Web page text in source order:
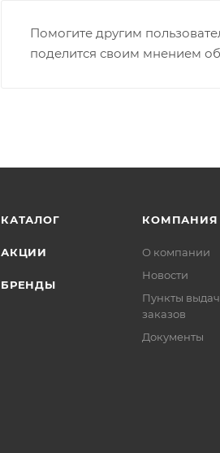
Помогите другим
поделится своим мнением
КАТАЛОГ
АКЦИИ
БРЕНДЫ
КОМПАНИЯ
О компании
Новости
Пункты
заказов
Документы